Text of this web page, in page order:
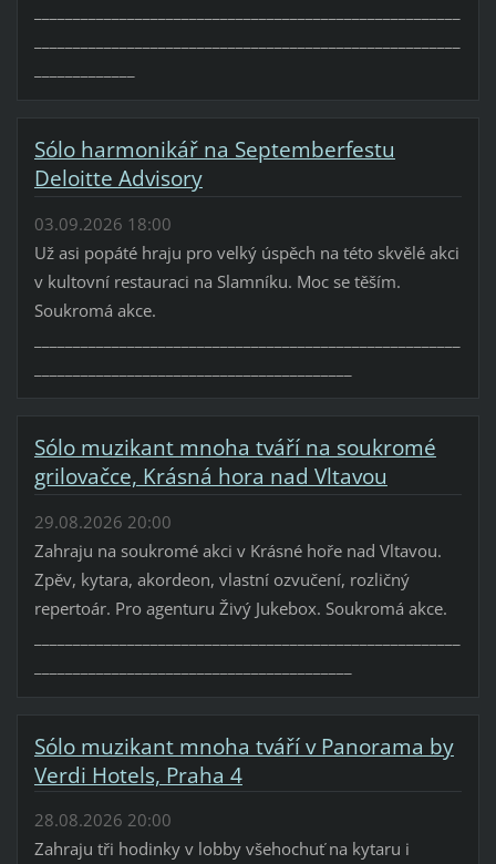
Sólo harmonikář na Septemberfestu
Deloitte Advisory
03.09.2026 18:00
Už asi popáté hraju pro velký úspěch na této skvělé akci
v kultovní restauraci na Slamníku. Moc se těším.
Soukromá akce.
Sólo muzikant mnoha tváří na soukromé
grilovačce, Krásná hora nad Vltavou
29.08.2026 20:00
Zahraju na soukromé akci v Krásné hoře nad Vltavou.
Zpěv, kytara, akordeon, vlastní ozvučení, rozličný
repertoár. Pro agenturu Živý Jukebox. Soukromá akce.
Sólo muzikant mnoha tváří v Panorama by
Verdi Hotels, Praha 4
28.08.2026 20:00
Zahraju tři hodinky v lobby všehochuť na kytaru i